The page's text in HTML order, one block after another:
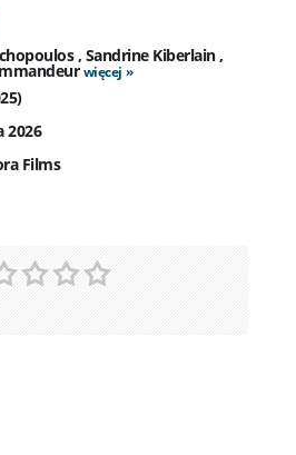
, Sandrine Kiberlain,
więcej
2026
Films